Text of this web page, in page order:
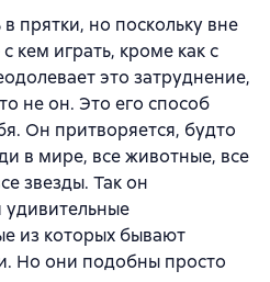
прятки, но поскольку вне
кем играть, кроме как с
это затруднение,
не он. Это его способ
Он притворяется, будто
в мире, все животные, все
звезды. Так он
удивительные
из которых бывают
Но они подобны просто